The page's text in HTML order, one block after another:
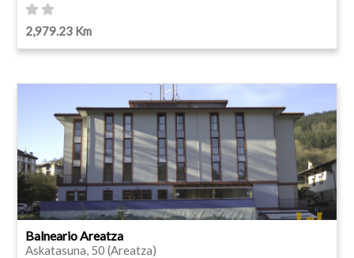
2,979.23 Km
Balneario Areatza
Askatasuna, 50 (Areatza)